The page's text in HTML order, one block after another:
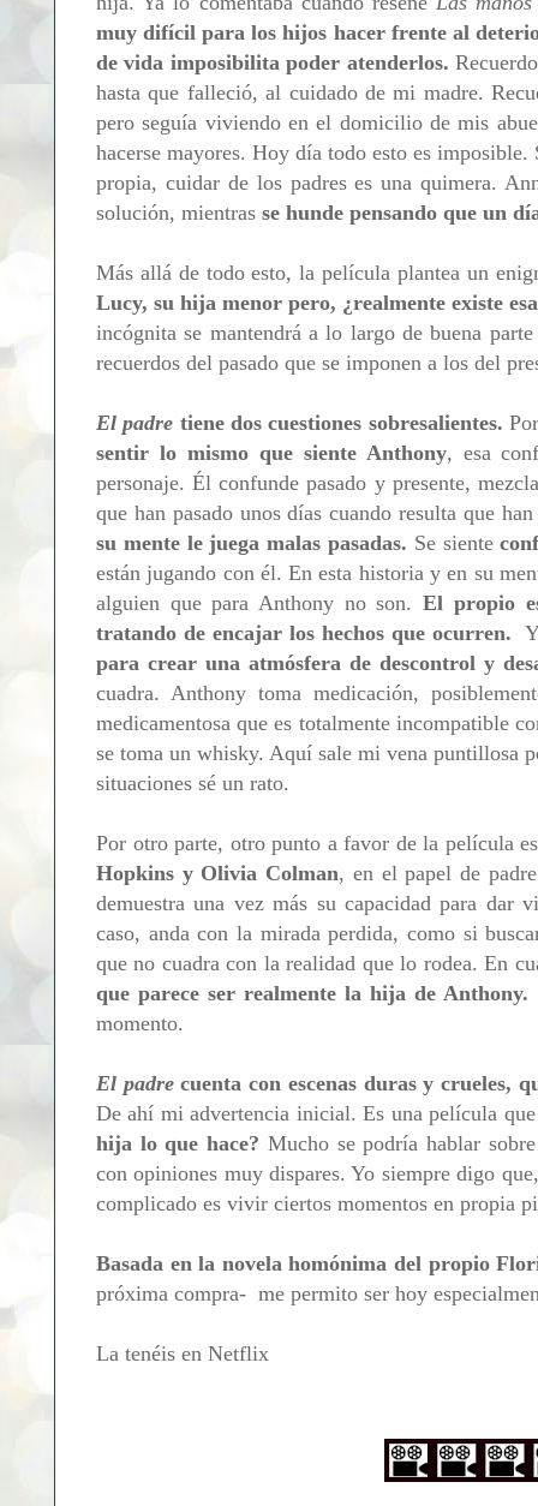
muy difícil para los hijos hacer frente al
de vida imposibilita poder atenderlos.
hasta que falleció, al cuidado de mi madre.
pero seguía viviendo en el domicilio de mis
hacerse mayores. Hoy día todo esto es
propia, cuidar de los padres es una quimera.
solución, mientras se hunde pensando que un
Más allá de todo esto, la película plantea un
Lucy, su hija menor pero, ¿realmente existe
incógnita se mantendrá a lo largo de buena
recuerdos del pasado que se imponen a los del
El padre tiene dos cuestiones sobresalientes.
sentir lo mismo que siente Anthony, esa
personaje. Él confunde pasado y presente,
que han pasado unos días cuando resulta que
su mente le juega malas pasadas. Se siente
están jugando con él. En esta historia y en su
alguien que para Anthony no son.El propio
tratando de encajar los hechos que ocurren.
para crear una atmósfera de descontrol y
cuadra. Anthony toma medicación,
medicamentosa que es totalmente incompatible
se toma un whisky. Aquí sale mi vena puntillosa
situaciones sé un rato.
Por otro parte, otro punto a favor de la película
Hopkins y Olivia Colman, en el papel de
demuestra una vez más su capacidad para dar
caso, anda con la mirada perdida, como si
que no cuadra con la realidad que lo rodea. En
que parece ser realmente la hija de Anthony.
momento.
El padrecuenta con escenas duras y crueles,
De ahí mi advertencia inicial. Es una película
hija lo que hace? Mucho se podría hablar
con opiniones muy dispares. Yo siempre digo
complicado es vivir ciertos momentos en propia
Basada en la novela homónima del propio
próxima compra- me permito ser hoy
La tenéis en Netflix